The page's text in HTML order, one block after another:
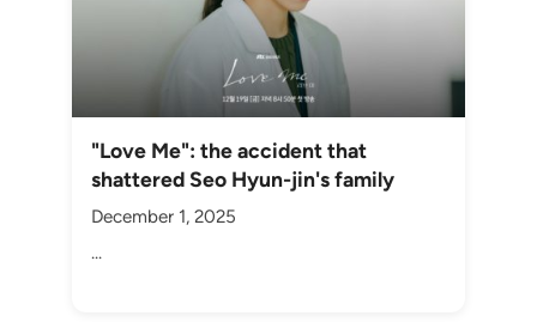
"Love Me": the accident that
shattered Seo Hyun-jin's family
December 1, 2025
...